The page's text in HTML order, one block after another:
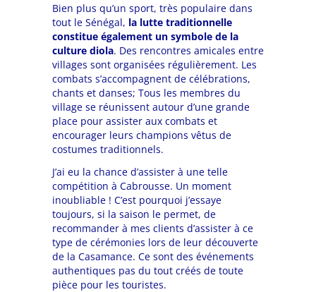
Bien plus qu’un sport, très populaire dans
tout le Sénégal, la lutte traditionnelle
constitue également un symbole de la
culture diola. Des rencontres amicales entre
villages sont organisées régulièrement. Les
combats s’accompagnent de célébrations,
chants et danses; Tous les membres du
village se réunissent autour d’une grande
place pour assister aux combats et
encourager leurs champions vêtus de
costumes traditionnels.
J’ai eu la chance d’assister à une telle
compétition à Cabrousse. Un moment
inoubliable ! C’est pourquoi j’essaye
toujours, si la saison le permet, de
recommander à mes clients d’assister à ce
type de cérémonies lors de leur découverte
de la Casamance. Ce sont des événements
authentiques pas du tout créés de toute
pièce pour les touristes.